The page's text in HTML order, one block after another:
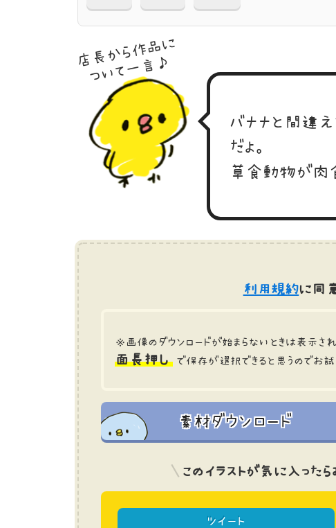
店長から作品に
ついて一言♪
バナナと間違え
だよ。
草食動物が肉
利用規約に同
※画像のダウンロードが始まらないときは表示さ
面長押し
で保存が選択できると思うのでお試
素材ダウンロード
このイラストが気に入ったら
ツイート